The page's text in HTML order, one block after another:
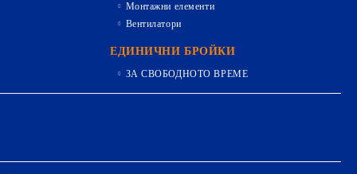
Монтажни елементи
Вентилатори
ЕДИНИЧНИ БРОЙКИ
ЗА СВОБОДНОТО ВРЕМЕ